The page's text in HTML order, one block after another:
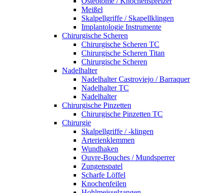
Meißel
Skalpellgriffe / Skapellklingen
Implantologie Instrumente
Chirurgische Scheren
Chirurgische Scheren TC
Chirurgische Scheren Titan
Chirurgische Scheren
Nadelhalter
Nadelhalter Castroviejo / Barraquer
Nadelhalter TC
Nadelhalter
Chirurgische Pinzetten
Chirurgische Pinzetten TC
Chirurgie
Skalpellgriffe / -klingen
Arterienklemmen
Wundhaken
Ouvre-Bouches / Mundsperrer
Zungenspatel
Scharfe Löffel
Knochenfeilen